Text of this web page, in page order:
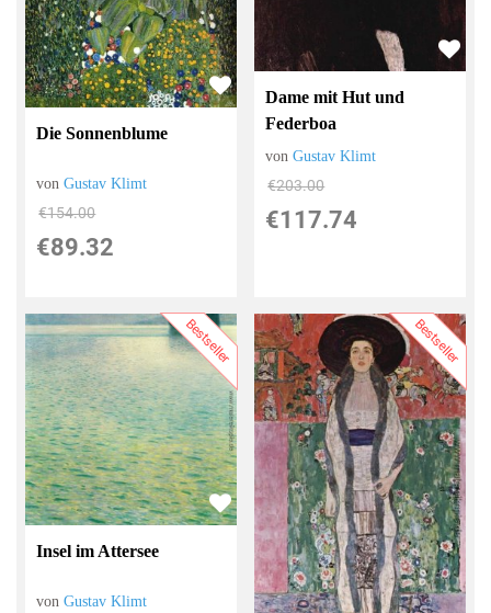
Die Sonnenblume
vonGustav Klimt
€154.00
€89.32
Dame mit Hut und
Federboa
vonGustav Klimt
€203.00
€117.74
Bestseller
Insel im Attersee
vonGustav Klimt
Bestseller